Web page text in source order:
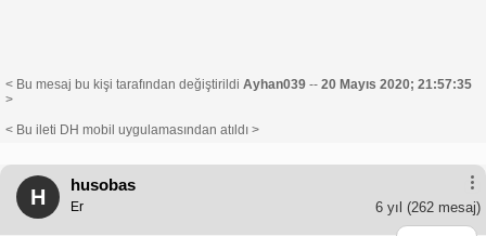
< Bu mesaj bu kişi tarafından değiştirildi Ayhan039 -- 20 Mayıs 2020; 21:57:35
>
< Bu ileti DH mobil uygulamasından atıldı >
H
husobas
6 yıl (262 mesaj)
Er